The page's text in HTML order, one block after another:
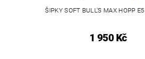
ŠIPKY SOFT BULL'S MAX HOPP
1 950 Kč